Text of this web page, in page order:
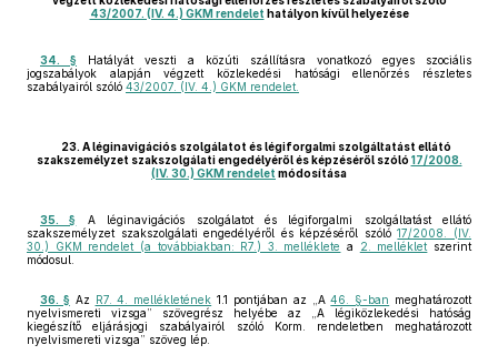
43/2007. (IV. 4.) GKM rendelet hatályon kívül helyezése
34. § Hatályát veszti a közúti szállításra vonatkozó egyes szociális
jogszabályok alapján végzett közlekedési hatósági ellenőrzés részletes
szabályairól szóló 43/2007. (IV. 4.) GKM rendelet.
23. A léginavigációs szolgálatot és légiforgalmi szolgáltatást ellátó
szakszemélyzet szakszolgálati engedélyéről és képzéséről szóló 17/2008.
(IV. 30.) GKM rendelet módosítása
35. § A léginavigációs szolgálatot és légiforgalmi szolgáltatást ellátó
szakszemélyzet szakszolgálati engedélyéről és képzéséről szóló17/2008. (IV.
30.) GKM rendelet (a továbbiakban: R7.) 3. melléklete a 2. melléklet szerint
módosul.
36. §Az R7. 4. mellékletének 1.1 pontjában az „A46. §-ban meghatározott
nyelvismereti vizsga” szövegrész helyébe az „A légiközlekedési hatóság
kiegészítő eljárásjogi szabályairól szóló Korm. rendeletben meghatározott
nyelvismereti vizsga” szöveg lép.